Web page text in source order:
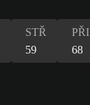
STŘ
59
PŘI
68